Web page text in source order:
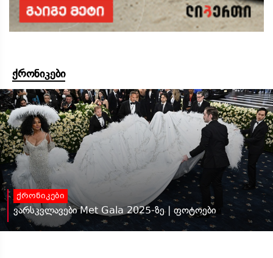
ქრონიკები
ქრონიკები
ვარსკვლავები Met Gala 2025-ზე | ფოტოები